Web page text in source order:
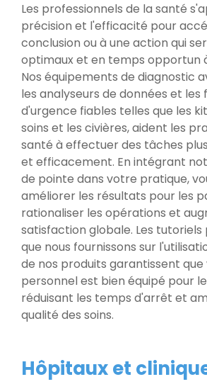
Les professionnels de la santé
précision et l'efficacité pour
conclusion ou à une action qui
optimaux et en temps opportun
Nos équipements de diagnostic
les analyseurs de données et les
d'urgence fiables telles que les
soins et les civières, aident les
santé à effectuer des tâches
et efficacement. En intégrant
de pointe dans votre pratique,
améliorer les résultats pour les
rationaliser les opérations et
satisfaction globale. Les tutoriels
que nous fournissons sur
de nos produits garantissent
personnel est bien équipé pour
réduisant les temps d'arrêt et
qualité des soins.
Hôpitaux et